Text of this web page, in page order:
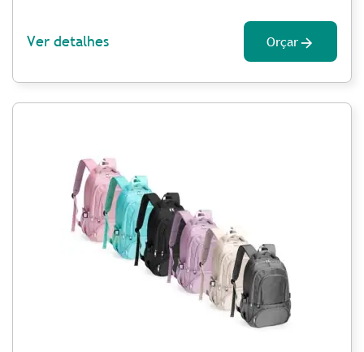
Ver detalhes Orçar